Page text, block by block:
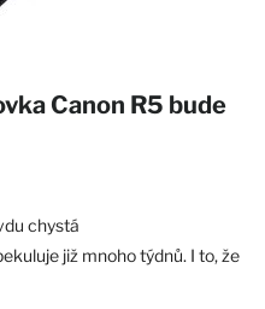
Canon R5 bude
chystá
již mnoho týdnů. I to, že